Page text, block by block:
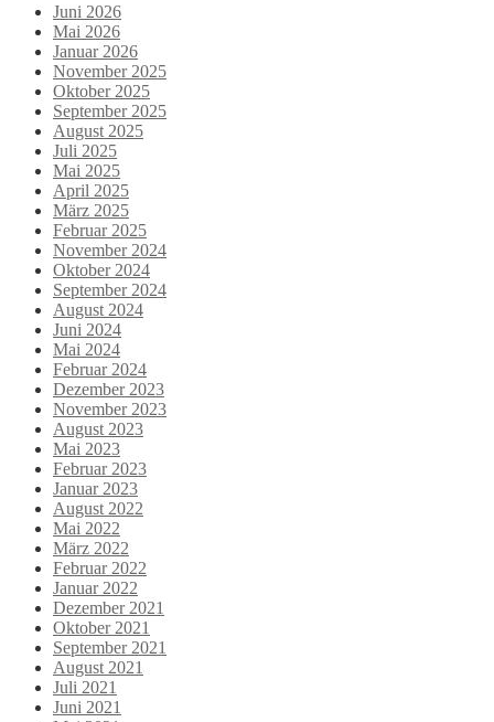
Juni 2026
Mai 2026
Januar 2026
November 2025
Oktober 2025
September 2025
August 2025
Juli 2025
Mai 2025
April 2025
März 2025
Februar 2025
November 2024
Oktober 2024
September 2024
August 2024
Juni 2024
Mai 2024
Februar 2024
Dezember 2023
November 2023
August 2023
Mai 2023
Februar 2023
Januar 2023
August 2022
Mai 2022
März 2022
Februar 2022
Januar 2022
Dezember 2021
Oktober 2021
September 2021
August 2021
Juli 2021
Juni 2021